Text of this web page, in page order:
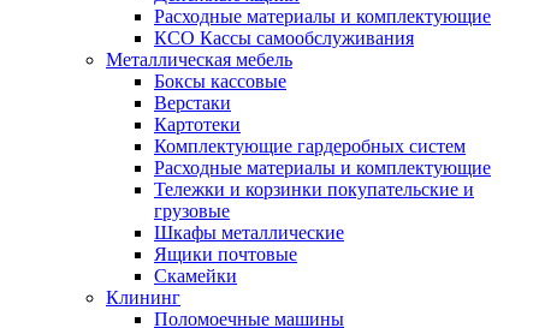
Расходные материалы и комплектующие
КСО Кассы самообслуживания
Металлическая мебель
Боксы кассовые
Верстаки
Картотеки
Комплектующие гардеробных систем
Расходные материалы и комплектующие
Тележки и корзинки покупательские и
грузовые
Шкафы металлические
Ящики почтовые
Скамейки
Клининг
Поломоечные машины